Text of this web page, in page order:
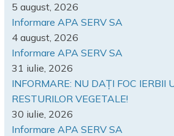
5 august, 2026
Informare APA SERV SA
4 august, 2026
Informare APA SERV SA
31 iulie, 2026
INFORMARE: NU DAȚI FOC IERBII
RESTURILOR VEGETALE!
30 iulie, 2026
Informare APA SERV SA